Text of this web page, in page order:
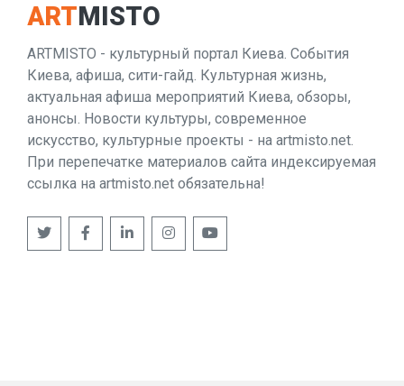
ARTMISTO
ARTMISTO - культурный портал Киева. События
Киева, афиша, сити-гайд. Культурная жизнь,
актуальная афиша мероприятий Киева, обзоры,
анонсы. Новости культуры, современное
искусство, культурные проекты - на artmisto.net.
При перепечатке материалов сайта индексируемая
ссылка на artmisto.net обязательна!